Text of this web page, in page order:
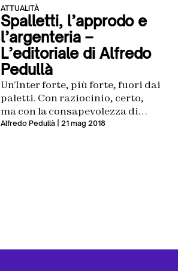
ATTUALITÀ
Spalletti, l’approdo e
l’argenteria –
L’editoriale di Alfredo
Pedullà
Un’Inter forte, più forte, fuori dai
paletti. Con raziocinio, certo,
ma con la consapevolezza di
dover cercare un altro salto di
Alfredo Pedullà| 21 mag 2018